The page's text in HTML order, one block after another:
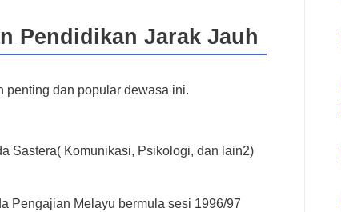
Pendidikan Jarak Jauh
penting dan popular dewasa ini.
Sastera( Komunikasi, Psikologi, dan lain2)
Pengajian Melayu bermula sesi 1996/97